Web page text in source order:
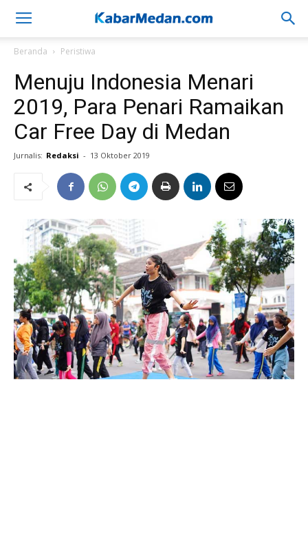
Beranda Peristiwa
Menuju Indonesia Menari
2019, Para Penari Ramaikan
Car Free Day di Medan
Jurnalis: Redaksi - 13 Oktober 2019